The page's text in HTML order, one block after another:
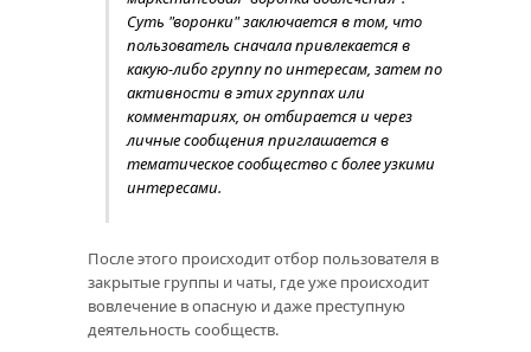
Суть "воронки" заключается в том, что
пользователь сначала привлекается в
какую-либо группу по интересам, затем по
активности в этих группах или
комментариях, он отбирается и через
личные сообщения приглашается в
тематическое сообщество с более узкими
интересами.
После этого происходит отбор пользователя в
закрытые группы и чаты, где уже происходит
вовлечение в опасную и даже преступную
деятельность сообществ.